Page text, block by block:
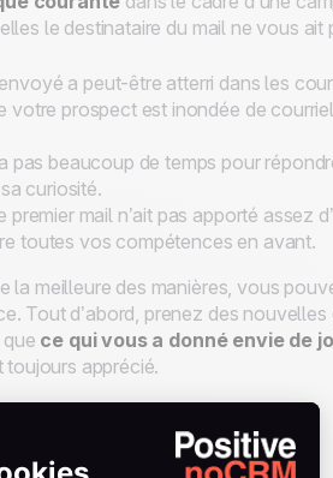
le destinataire du mail ne vous ait
a peut-être atterri dans les
votre prospect est inondée de
pas beaucoup de temps pour
curiosité.
mail n’ait pas apporté assez
toutes vos compétences en avant.
la meilleure des manières, vous
Tout d’abord, prenez des
ce qui vous a donné envie de
toujours apprécié.
de votre offre